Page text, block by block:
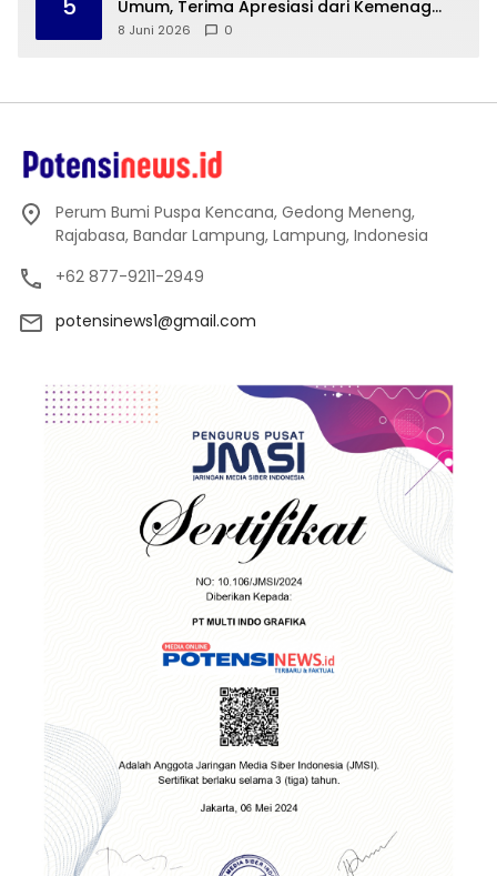
5
Umum, Terima Apresiasi dari Kemenag
Kota Bandar Lampung
8 Juni 2026 0
Perum Bumi Puspa Kencana, Gedong Meneng,
Rajabasa, Bandar Lampung, Lampung, Indonesia
+62 877-9211-2949
potensinews1@gmail.com